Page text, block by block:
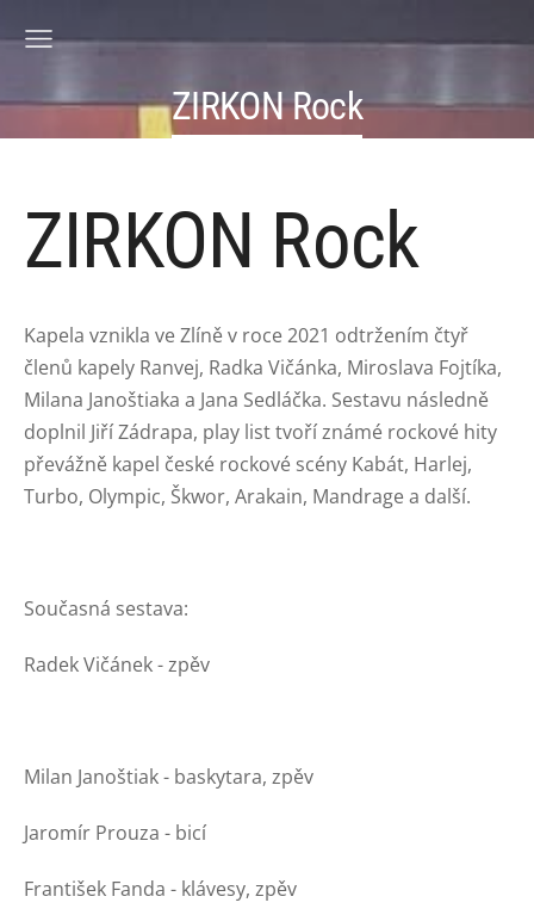
ZIRKON Rock
ZIRKON Rock
Kapela vznikla ve Zlíně v roce 2021 odtržením čtyř
členů kapely Ranvej, Radka Vičánka, Miroslava Fojtíka,
Milana Janoštiaka a Jana Sedláčka. Sestavu následně
doplnil Jiří Zádrapa, play list tvoří známé rockové hity
převážně kapel české rockové scény Kabát, Harlej,
Turbo, Olympic, Škwor, Arakain, Mandrage a další.
Současná sestava:
Radek Vičánek - zpěv
Milan Janoštiak - baskytara, zpěv
Jaromír Prouza - bicí
František Fanda - klávesy, zpěv